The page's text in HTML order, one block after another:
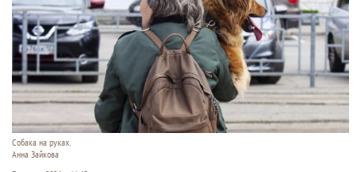
Собака на руках.
Анна Зайкова